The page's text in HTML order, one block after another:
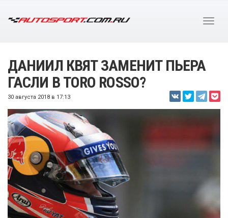
ДАНИИЛ КВЯТ ЗАМЕНИТ ПЬЕРА
ГАСЛИ В TORO ROSSO?
30 августа 2018 в 17:13